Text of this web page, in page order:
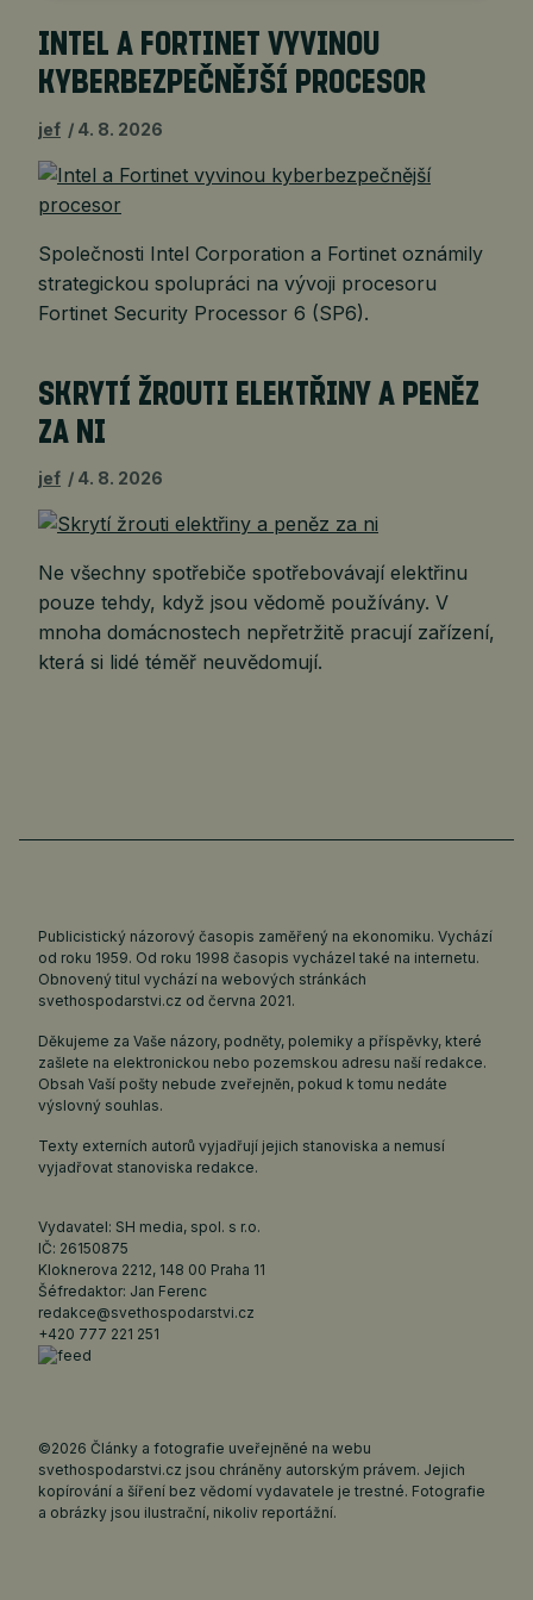
INTEL A FORTINET VYVINOU
KYBERBEZPEČNĚJŠÍ PROCESOR
jef 4. 8. 2026
Společnosti Intel Corporation a Fortinet oznámily
strategickou spolupráci na vývoji procesoru
Fortinet Security Processor 6 (SP6).
SKRYTÍ ŽROUTI ELEKTŘINY A PENĚZ
ZA NI
jef 4. 8. 2026
Ne všechny spotřebiče spotřebovávají elektřinu
pouze tehdy, když jsou vědomě používány. V
mnoha domácnostech nepřetržitě pracují zařízení,
která si lidé téměř neuvědomují.
Publicistický názorový časopis zaměřený na ekonomiku. Vychází
od roku 1959. Od roku 1998 časopis vycházel také na internetu.
Obnovený titul vychází na webových stránkách
svethospodarstvi.cz od června 2021.
Děkujeme za Vaše názory, podněty, polemiky a příspěvky, které
zašlete na elektronickou nebo pozemskou adresu naší redakce.
Obsah Vaší pošty nebude zveřejněn, pokud k tomu nedáte
výslovný souhlas.
Texty externích autorů vyjadřují jejich stanoviska a nemusí
vyjadřovat stanoviska redakce.
Vydavatel: SH media, spol. s r.o.
IČ: 26150875
Kloknerova 2212, 148 00 Praha 11
Šéfredaktor: Jan Ferenc
redakce@svethospodarstvi.cz
+420 777 221 251
©2026 Články a fotografie uveřejněné na webu
svethospodarstvi.cz jsou chráněny autorským právem. Jejich
kopírování a šíření bez vědomí vydavatele je trestné. Fotografie
a obrázky jsou ilustrační, nikoliv reportážní.